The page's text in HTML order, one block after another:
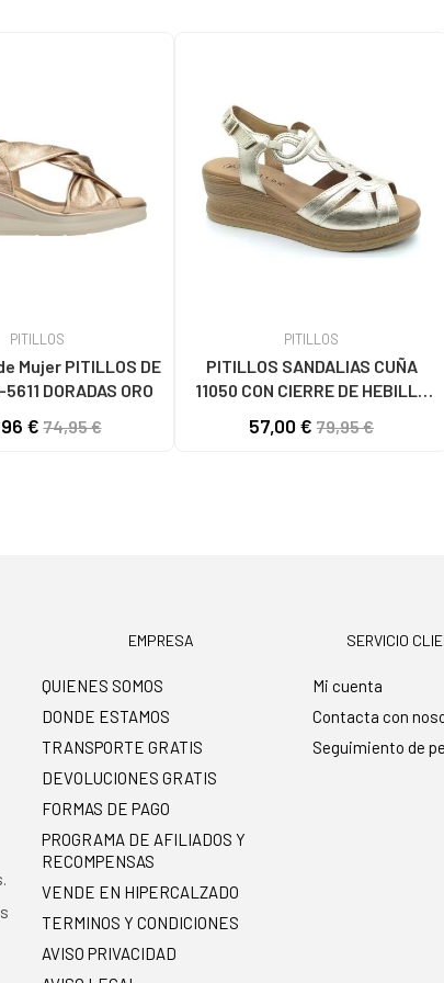
PITILLOS
Mujer PITILLOS DE
DORADAS ORO
€74,95 €
PITILLOS
PITILLOS SANDALIAS CUÑA
11050 CON CIERRE DE HEBILLA
57,00 € 79,95 €
EMPRESA
QUIENES SOMOS
DONDE ESTAMOS
TRANSPORTE GRATIS
DEVOLUCIONES GRATIS
FORMAS DE PAGO
PROGRAMA DE AFILIADOS Y
RECOMPENSAS
VENDE EN HIPERCALZADO
TERMINOS Y CONDICIONES
AVISO PRIVACIDAD
SERVICIO
Mi cuenta
Contacta con
Seguimiento de